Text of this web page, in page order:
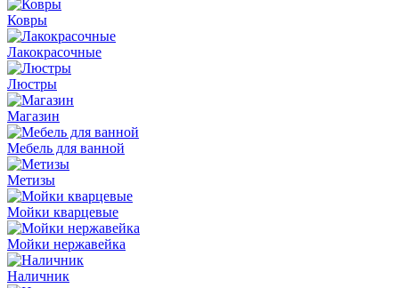
Ковры
Лакокрасочные
Люстры
Магазин
Мебель для ванной
Метизы
Мойки кварцевые
Мойки нержавейка
Наличник